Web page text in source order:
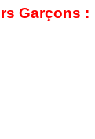
Garçons :